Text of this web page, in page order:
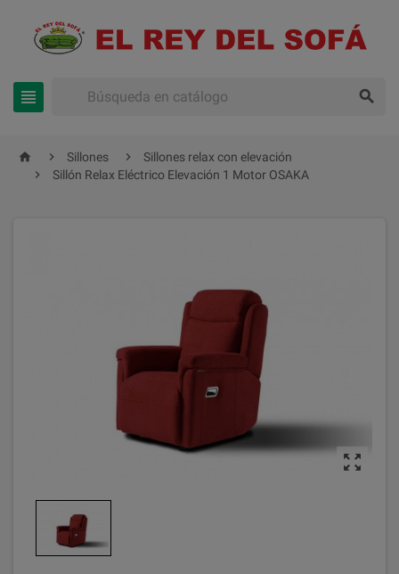
 
  Sillones 
Sillones relax con elevación

Sillón Relax Eléctrico Elevación 1 Motor OSAKA
